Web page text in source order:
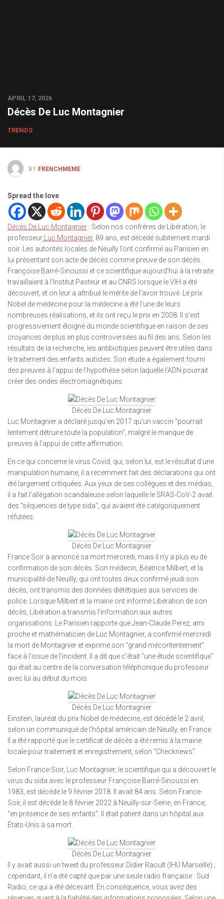
APRIL 17, 2026
Décès De Luc Montagnier
TRENDS
BY FRENCHMEME
Spread the love
Décès De Luc Montagnier : Selon nos confrères de Libération, le
professeur Luc Montagnier, 89 ans, est décédé subitement mardi
soir. Les autorités locales de Neuilly l’ont confirmé au Parisien en
lui présentant son acte de décès comme preuve de son décès.
Françoise Barré-Sinoussi et ce scientifique aujourd’hui à la retraite
travaillaient à l’Institut Pasteur et au CNRS lorsque le VIH a été
découvert, et on leur a attribué le mérite de l’avoir trouvé. Le prix
Nobel de médecine pour la médecine a été l’une de leurs
nombreuses réalisations, et ils ont reçu le prix en 2008. Il s’est
progressivement éloigné du monde scientifique en raison de ses
croyances de plus en plus controversées au fil des ans. Selon les
résultats de la recherche, les antibiotiques peuvent être utiles dans
le traitement des enfants autistes. Son étude a également fourni
des preuves à l’appui de l’hypothèse selon laquelle l’ADN pourrait
créer des ondes électromagnétiques.
Décès De Luc Montagnier
Luc Montagnier a déclaré jusqu’en 2017 qu’un vaccin “pourrait
lentement détruire toute la population”, malgré le manque de
preuves à l’appui de cette affirmation.
En ce qui concerne le virus Covid, qui, selon lui, est le résultat d’une
manipulation humaine, il a récemment fait des déclarations qui ont
été largement critiquées. Aux yeux de ses collègues et des médias,
il a fait l’allégation scandaleuse selon laquelle le SRAS-CoV-2 avait
des “séquences de type sida”, qui avaient été catégoriquement
réfutées.
Décès De Luc Montagnier
France Soir a annoncé sa mort mercredi, mais il n’y a plus eu de
confirmation de son décès. Son médecin, Béatrice Milbert, et la
municipalité de Neuilly, qui ont toutes deux confirmé jeudi son
décès, ont transmis des données diététiques aux services de
police. Lorsque Milbert et la mairie ont informé Libération de son
décès, Libération a transmis l’information aux autres
organisations. Le Parisien rapporte que Jean-Claude Perez, ami
proche et mathématicien de Luc Montagnier, a confirmé mercredi
la mort de Montagnier et exprimé son “grand mécontentement”
face à l’issue de l’incident. Il a dit que c’était “une étude scientifique”
qui était au centre de la conversation téléphonique du professeur
avec lui au début du mois.
Décès De Luc Montagnier
Einstein, lauréat du prix Nobel de médecine, est décédé le 2 avril,
selon un communiqué de l’hôpital américain de Neuilly, en France.
Il a été rapporté que le certificat de décès a été remis à la mairie
locale pour traitement et enregistrement, selon “Checknews”.
Selon France-Soir, Luc Montagnier, le scientifique qui a découvert le
virus du sida avec le professeur Françoise Barré-Sinoussi en
1983, est décédé le 9 février 2018. Il avait 84 ans. Selon France-
Soir, il est décédé le 8 février 2022 à Neuilly-sur-Seine, en France,
“en présence de ses enfants”. Il était patient dans un hôpital aux
États-Unis à sa mort.
Décès De Luc Montagnier
Il y avait aussi un tweet du professeur Didier Raoult (IHU Marseille) ;
cependant, il n’a été capté que par une seule radio française : Sud
Radio, ce qui a été décevant. En conséquence, vous avez des